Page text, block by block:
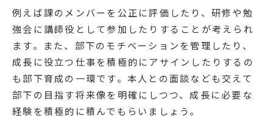
例えば課のメンバーを公正に評価したり、研修や勉
強会に講師役として参加したりすることが考えられ
ます。また、部下のモチベーションを管理したり、
成長に役立つ仕事を積極的にアサインしたりするの
も部下育成の一環です。本人との面談なども交えて
部下の目指す将来像を明確にしつつ、成長に必要な
経験を積極的に積んでもらいましょう。